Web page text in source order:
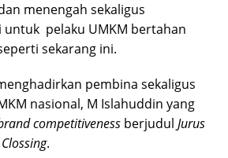
menengah sekaligus
untuk pelaku UMKM bertahan
sekarang ini.
pembina sekaligus
nasional, M Islahuddin yang
competitiveness berjudul Jurus
.